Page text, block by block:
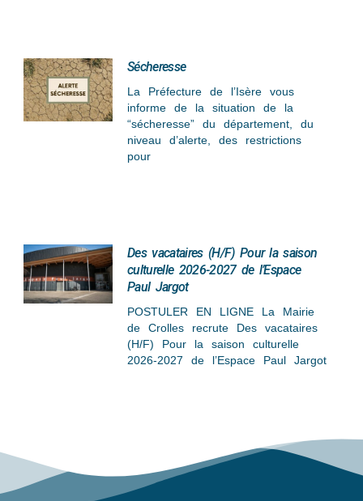
Sécheresse
La Préfecture de l’Isère vous
informe de la situation de la
“sécheresse” du département, du
niveau d’alerte, des restrictions
pour
Des vacataires (H/F) Pour la saison
culturelle 2026-2027 de l’Espace
Paul Jargot
POSTULER EN LIGNE La Mairie
de Crolles recrute Des vacataires
(H/F) Pour la saison culturelle
2026-2027 de l’Espace Paul Jargot